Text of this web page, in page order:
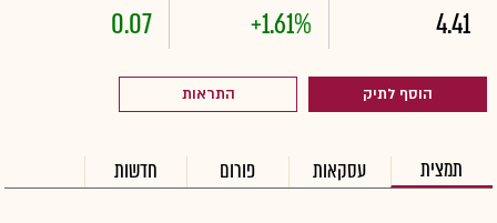
4.41
+1.61%
0.07
הוסף לתיק התראות
תמצית עסקאות פורום חדשות